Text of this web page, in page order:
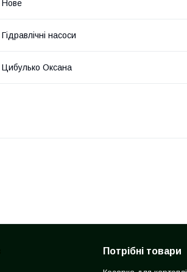
Нове
Гідравлічні насоси
Цибулько Оксана
Потрібні товари